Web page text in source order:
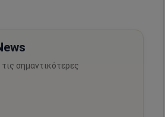
σημαντικότερες